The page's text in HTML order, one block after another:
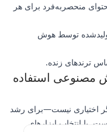
منحصربه‌فرد برای هر
توسط هوش
ترندهای زنده.
مصنوعی استفاده
اختیاری نیست—برای رشد
سال 2025 ضروری است. با انتخاب ابزارهای